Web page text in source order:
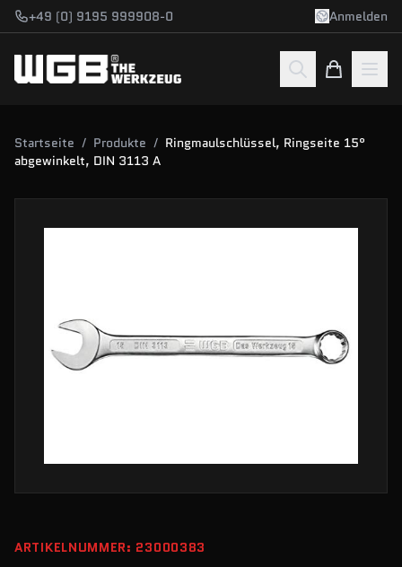
Zum Hauptinhalt springen
+49 (0) 9195 999908-0 Anmelden
Startseite / Produkte / Ringmaulschlüssel, Ringseite 15°
abgewinkelt, DIN 3113 A
ARTIKELNUMMER: 23000383